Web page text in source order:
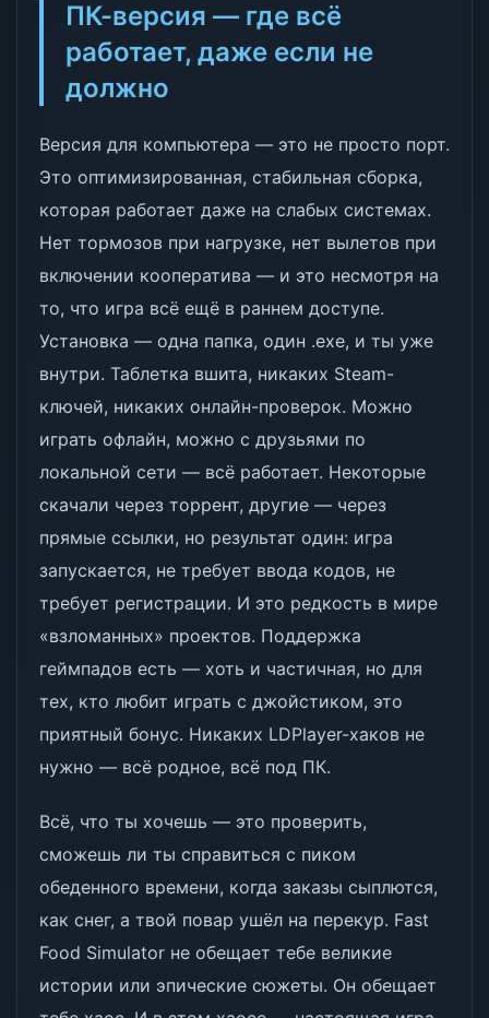
ПК-версия — где всё
работает, даже если не
должно
Версия для компьютера — это не просто порт.
Это оптимизированная, стабильная сборка,
которая работает даже на слабых системах.
Нет тормозов при нагрузке, нет вылетов при
включении кооператива — и это несмотря на
то, что игра всё ещё в раннем доступе.
Установка — одна папка, один .exe, и ты уже
внутри. Таблетка вшита, никаких Steam-
ключей, никаких онлайн-проверок. Можно
играть офлайн, можно с друзьями по
локальной сети — всё работает. Некоторые
скачали через торрент, другие — через
прямые ссылки, но результат один: игра
запускается, не требует ввода кодов, не
требует регистрации. И это редкость в мире
«взломанных» проектов. Поддержка
геймпадов есть — хоть и частичная, но для
тех, кто любит играть с джойстиком, это
приятный бонус. Никаких LDPlayer-хаков не
нужно — всё родное, всё под ПК.
Всё, что ты хочешь — это проверить,
сможешь ли ты справиться с пиком
обеденного времени, когда заказы сыплются,
как снег, а твой повар ушёл на перекур. Fast
Food Simulator не обещает тебе великие
истории или эпические сюжеты. Он обещает